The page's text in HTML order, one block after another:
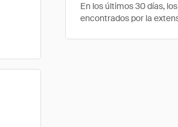
En los últimos 30 días,
encontrados por la